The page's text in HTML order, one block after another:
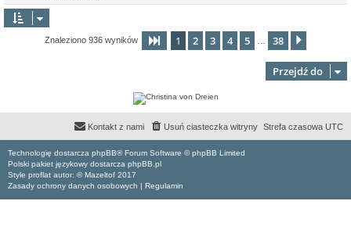
Znaleziono 936 wyników Strona z38
1 2 3 4 5 38
Przejdź do
Strefa czasowa UTC
Usuń ciasteczka witryny
Kontakt z nami
Technologię dostarcza phpBB® Forum Software © phpBB Limited
Polski pakiet językowy dostarcza phpBB.pl
Style proflat autor: ©Mazeltof 2017
Zasady ochrony danych osobowych | Regulamin